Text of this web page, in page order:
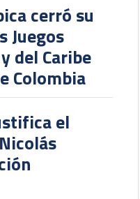
cerró su
Juegos
del Caribe
Colombia
el